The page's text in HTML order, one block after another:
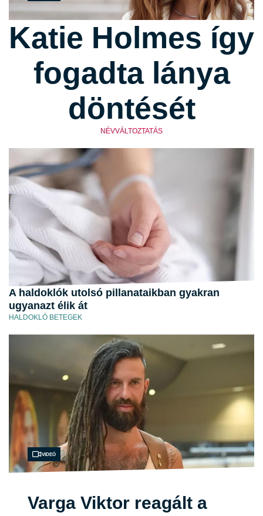
Katie Holmes így
fogadta lánya
döntését
NÉVVÁLTOZTATÁS
A haldoklók utolsó pillanataikban gyakran
ugyanazt élik át
HALDOKLÓ BETEGEK
Videó
Varga Viktor reagált a